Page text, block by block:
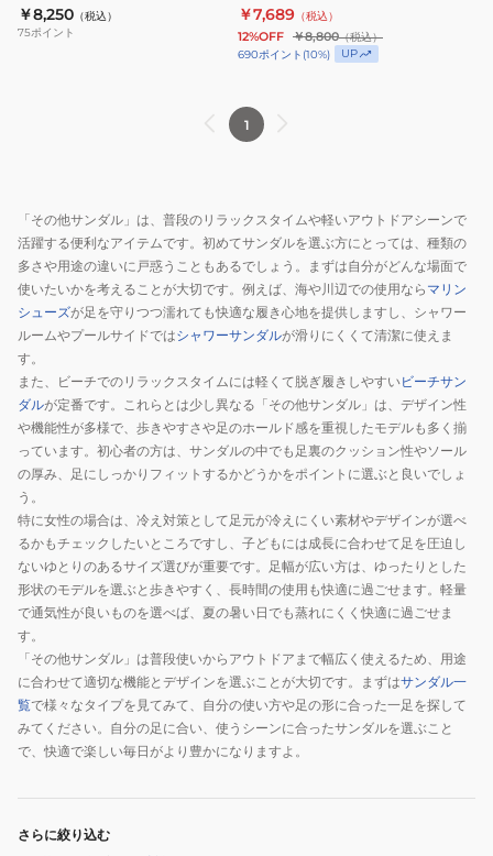
￥8,250 （税込）
75ポイント
￥7,689 （税込）
12%OFF ￥8,800（税込）
690ポイント (10%) UP
1
「その他サンダル」は、普段のリラックスタイムや軽いアウトドアシーンで
活躍する便利なアイテムです。初めてサンダルを選ぶ方にとっては、種類の
多さや用途の違いに戸惑うこともあるでしょう。まずは自分がどんな場面で
使いたいかを考えることが大切です。例えば、海や川辺での使用なら マリン
シューズが足を守りつつ濡れても快適な履き心地を提供しますし、シャワー
ルームやプールサイドではシャワーサンダルが滑りにくくて清潔に使えま
す。
また、ビーチでのリラックスタイムには軽くて脱ぎ履きしやすいビーチサン
ダルが定番です。これらとは少し異なる「その他サンダル」は、デザイン性
や機能性が多様で、歩きやすさや足のホールド感を重視したモデルも多く揃
っています。初心者の方は、サンダルの中でも足裏のクッション性やソール
の厚み、足にしっかりフィットするかどうかをポイントに選ぶと良いでしょ
う。
特に女性の場合は、冷え対策として足元が冷えにくい素材やデザインが選べ
るかもチェックしたいところですし、子どもには成長に合わせて足を圧迫し
ないゆとりのあるサイズ選びが重要です。足幅が広い方は、ゆったりとした
形状のモデルを選ぶと歩きやすく、長時間の使用も快適に過ごせます。軽量
で通気性が良いものを選べば、夏の暑い日でも蒸れにくく快適に過ごせま
す。
「その他サンダル」は普段使いからアウトドアまで幅広く使えるため、用途
に合わせて適切な機能とデザインを選ぶことが大切です。まずはサンダル一
覧で様々なタイプを見てみて、自分の使い方や足の形に合った一足を探して
みてください。自分の足に合い、使うシーンに合ったサンダルを選ぶこと
で、快適で楽しい毎日がより豊かになりますよ。
さらに絞り込む